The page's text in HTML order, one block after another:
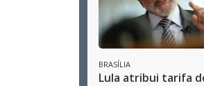
BRASÍLIA
Lula atribui tarifa